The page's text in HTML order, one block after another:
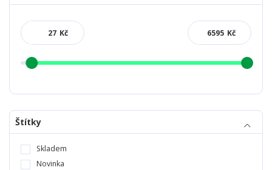
Kč Kč
Štítky
Skladem
Novinka